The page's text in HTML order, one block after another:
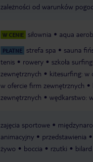
zależności od warunków
W CENIE siłownia aqua
PŁATNE strefa spa sauna
tenis
rowery szkoła
zewnętrznych
kitesurfing: w
w ofercie firm zewnętrznych
zewnętrznych
wędkarstwo:
zajęcia sportowe
animacyjny
przedstawienia
żywo
boccia rzutki bilard